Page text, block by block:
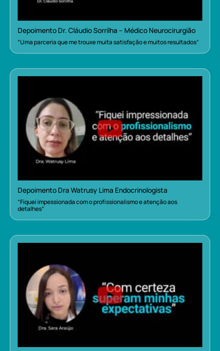
Depoimento Dr. Cláudio Sorrilha – Médico Neurocirurgião
“Uma parceria que me trouxe muita satisfação e muitos resultados”
Depoimento Dra Watrusy Lima Endocrinologista
“Fiquei impessionada com o profissionalismo e atenção aos
detalhes”